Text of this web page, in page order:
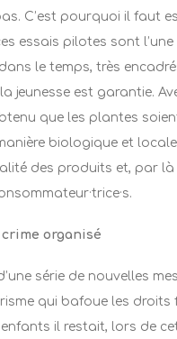
C’est pourquoi il faut
essais pilotes sont l’une
le temps, très
jeunesse est garantie.
que les plantes
biologique et
des produits et, par là
organisé
série de nouvelles
qui bafoue les droits
il restait, lors de